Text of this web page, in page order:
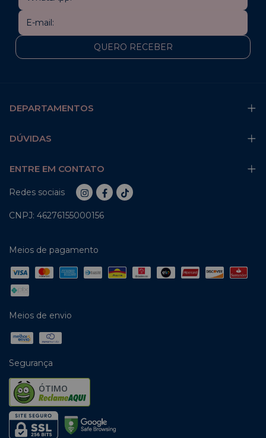
DEPARTAMENTOS
DÚVIDAS
ENTRE EM CONTATO
Redes sociais
CNPJ: 46276155000156
Meios de pagamento
Meios de envio
Segurança
ÓTIMO